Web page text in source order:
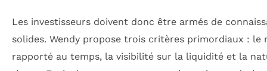
Les investisseurs doivent donc être armés de
solides. Wendy propose trois critères primordiaux : le
rapporté au temps, la visibilité sur la liquidité et la